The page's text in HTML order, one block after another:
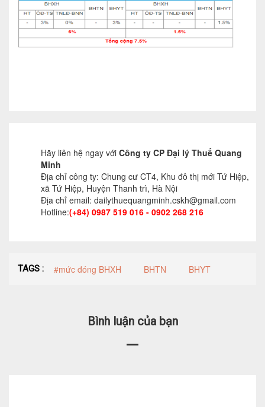
Dịch vụ thẩm định giá
Thi công, lắp đặt nhôm kính
Hãy liên hệ ngay với Công ty CP Đại lý Thuế Quang
Minh
Địa chỉ công ty: Chung cư CT4, Khu đô thị mới Tứ Hiệp,
xã Tứ Hiệp, Huyện Thanh trì, Hà Nội
Địa chỉ email: dailythuequangminh.cskh@gmail.com
Hotline:(+84) 0987 519 016 - 0902 268 216
TAGS : #mức đóng BHXH BHTN BHYT
Bình luận của bạn